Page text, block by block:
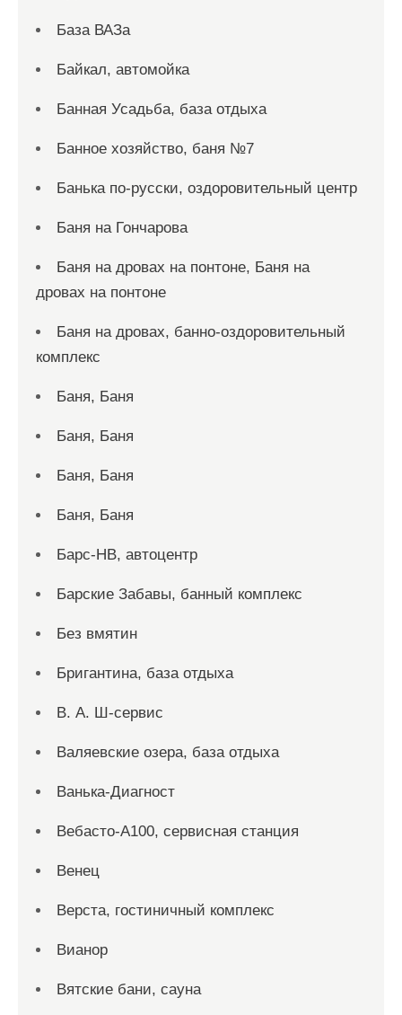
База ВАЗа
Байкал, автомойка
Банная Усадьба, база отдыха
Банное хозяйство, баня №7
Банька по-русски, оздоровительный центр
Баня на Гончарова
Баня на дровах на понтоне, Баня на
дровах на понтоне
Баня на дровах, банно-оздоровительный
комплекс
Баня, Баня
Баня, Баня
Баня, Баня
Баня, Баня
Барс-НВ, автоцентр
Барские Забавы, банный комплекс
Без вмятин
Бригантина, база отдыха
В. А. Ш-сервис
Валяевские озера, база отдыха
Ванька-Диагност
Вебасто-А100, сервисная станция
Венец
Верста, гостиничный комплекс
Вианор
Вятские бани, сауна